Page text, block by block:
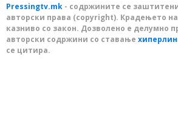
Pressingtv.mk - содржините се
авторски права (copyright). Крадењето
казниво со закон. Дозволено е делумно
авторски содржини со ставање
се цитира.